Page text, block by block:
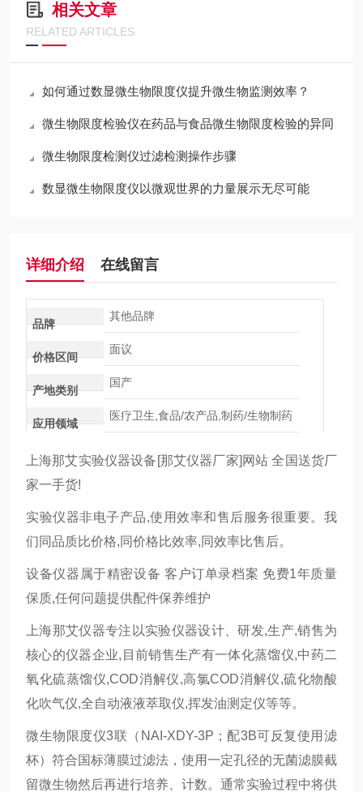
相关文章
RELATED ARTICLES
如何通过数显微生物限度仪提升微生物监测效率？
微生物限度检验仪在药品与食品微生物限度检验的异同
微生物限度检测仪过滤检测操作步骤
数显微生物限度仪以微观世界的力量展示无尽可能
详细介绍 在线留言
品牌
其他品牌
价格区间
面议
产地类别
国产
应用领域
医疗卫生,食品/农产品,制药/生物制药
上海那艾实验仪器设备[那艾仪器厂家]网站 全国送货厂
家一手货!
实验仪器非电子产品,使用效率和售后服务很重要。我
们同品质比价格,同价格比效率,同效率比售后。
设备仪器属于精密设备 客户订单录档案 免费1年质量
保质,任何问题提供配件保养维护
上海那艾仪器专注以实验仪器设计、研发,生产,销售为
核心的仪器企业,目前销售生产有一体化蒸馏仪,中药二
氧化硫蒸馏仪,COD消解仪,高氯COD消解仪,硫化物酸
化吹气仪,全自动液液萃取仪,挥发油测定仪等等。
微生物限度仪3联（NAI-XDY-3P；配3B可反复使用滤
杯）符合国标薄膜过滤法，使用一定孔径的无菌滤膜截
留微生物然后再进行培养、计数。通常实验过程中将供